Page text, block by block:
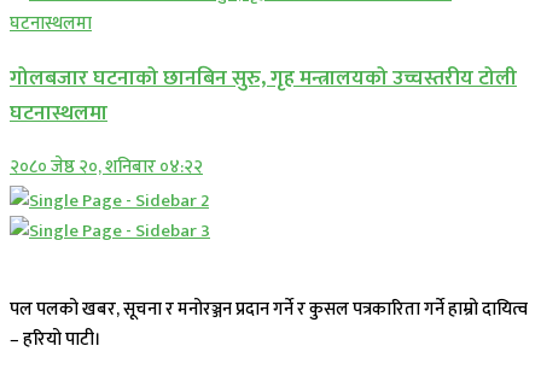
गोलबजार घटनाको छानबिन सुरु, गृह मन्त्रालयको उच्चस्तरीय टोली
घटनास्थलमा
२०८० जेष्ठ २०, शनिबार ०४:२२
पल पलको खबर, सूचना र मनोरञ्जन प्रदान गर्ने र कुसल पत्रकारिता गर्ने हाम्रो दायित्व
– हरियो पाटी।